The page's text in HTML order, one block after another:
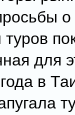
о
для
в